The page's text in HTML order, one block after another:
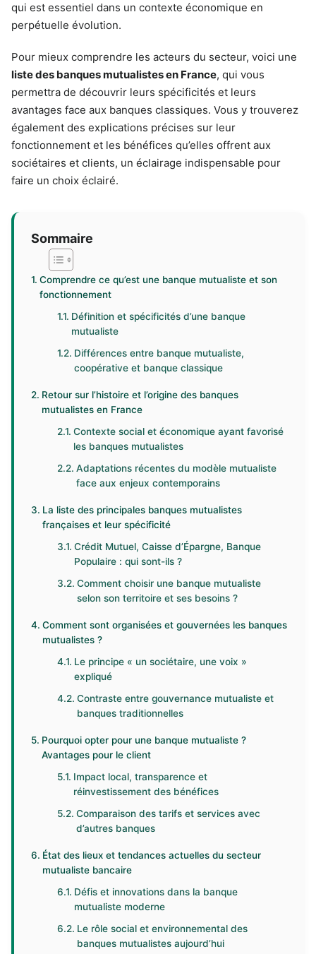
qui est essentiel dans un contexte économique en
perpétuelle évolution.
Pour mieux comprendre les acteurs du secteur, voici une
liste des banques mutualistes en France, qui vous
permettra de découvrir leurs spécificités et leurs
avantages face aux banques classiques. Vous y trouverez
également des explications précises sur leur
fonctionnement et les bénéfices qu’elles offrent aux
sociétaires et clients, un éclairage indispensable pour
faire un choix éclairé.
Sommaire
Comprendre ce qu’est une banque mutualiste et son
fonctionnement
Définition et spécificités d’une banque
mutualiste
Différences entre banque mutualiste,
coopérative et banque classique
Retour sur l’histoire et l’origine des banques
mutualistes en France
Contexte social et économique ayant favorisé
les banques mutualistes
Adaptations récentes du modèle mutualiste
face aux enjeux contemporains
La liste des principales banques mutualistes
françaises et leur spécificité
Crédit Mutuel, Caisse d’Épargne, Banque
Populaire : qui sont-ils ?
Comment choisir une banque mutualiste
selon son territoire et ses besoins ?
Comment sont organisées et gouvernées les banques
mutualistes ?
Le principe « un sociétaire, une voix »
expliqué
Contraste entre gouvernance mutualiste et
banques traditionnelles
Pourquoi opter pour une banque mutualiste ?
Avantages pour le client
Impact local, transparence et
réinvestissement des bénéfices
Comparaison des tarifs et services avec
d’autres banques
État des lieux et tendances actuelles du secteur
mutualiste bancaire
Défis et innovations dans la banque
mutualiste moderne
Le rôle social et environnemental des
banques mutualistes aujourd’hui